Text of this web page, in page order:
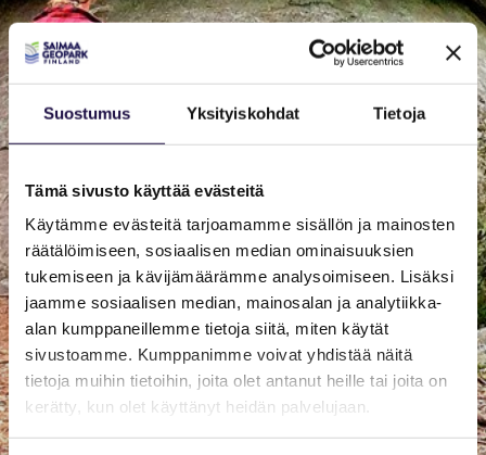
Suostumus Yksityiskohdat Tietoja
Tämä sivusto käyttää evästeitä
Käytämme evästeitä tarjoamamme sisällön ja mainosten
räätälöimiseen, sosiaalisen median ominaisuuksien
tukemiseen ja kävijämäärämme analysoimiseen. Lisäksi
jaamme sosiaalisen median, mainosalan ja analytiikka-
alan kumppaneillemme tietoja siitä, miten käytät
sivustoamme. Kumppanimme voivat yhdistää näitä
tietoja muihin tietoihin, joita olet antanut heille tai joita on
kerätty, kun olet käyttänyt heidän palvelujaan.